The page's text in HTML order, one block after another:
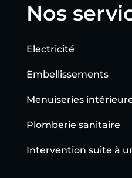
Nos
Electricité
Embellissements
Menuiseries
Plomberie sanitaire
Intervention suite à